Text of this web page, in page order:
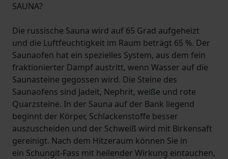
SAUNA?
Die russische Sauna wird auf 65 Grad aufgeheizt
und die Luftfeuchtigkeit im Raum beträgt 65 %. Der
Saunaofen hat ein spezielles System, aus dem fein
fraktionierter Dampf austritt, wenn Wasser auf die
Saunasteine gegossen wird. Die Steine ​​des
Saunaofens sind Jadeit, Nephrit, weiße und rote
Quarzsteine. In der Sauna auf der Bank liegend
beginnt der Körper, Schlackenstoffe besser
auszuscheiden und der Schweiß wird mit Birkensaft
gereinigt. Nach dem Hitzeraum können Sie in
ein Schungit-Fass mit heilender Wirkung eintauchen,